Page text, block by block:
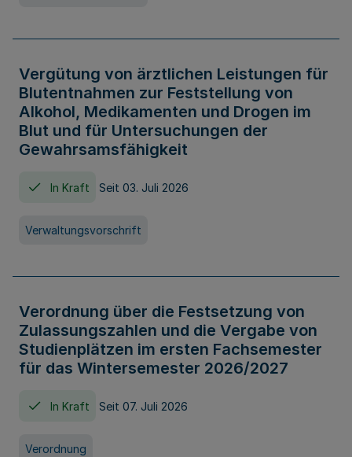
Vergütung von ärztlichen Leistungen für
Blutentnahmen zur Feststellung von
Alkohol, Medikamenten und Drogen im
Blut und für Untersuchungen der
Gewahrsamsfähigkeit
In Kraft Seit 03. Juli 2026
Verwaltungsvorschrift
Verordnung über die Festsetzung von
Zulassungszahlen und die Vergabe von
Studienplätzen im ersten Fachsemester
für das Wintersemester 2026/2027
In Kraft Seit 07. Juli 2026
Verordnung